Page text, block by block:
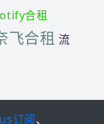
合租
飞合租 流
订阅、